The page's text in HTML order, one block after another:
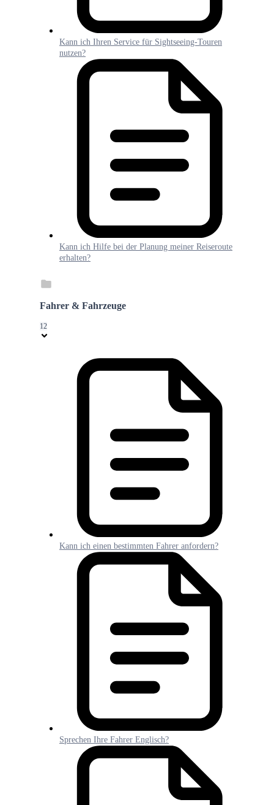
Kann ich Ihren Service für Sightseeing-Touren
nutzen?
Kann ich Hilfe bei der Planung meiner Reiseroute
erhalten?
Fahrer & Fahrzeuge
12
Kann ich einen bestimmten Fahrer anfordern?
Sprechen Ihre Fahrer Englisch?